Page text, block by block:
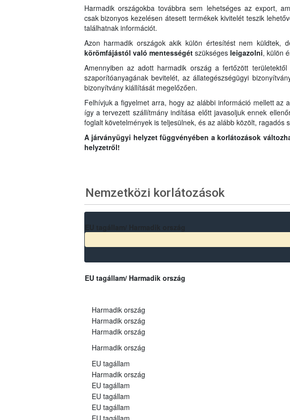
Harmadik országokba továbbra sem lehetséges az export,
csak bizonyos kezelésen átesett termékek kivitelét teszik
találhatnak információt.
Azon harmadik országok akik külön értesítést nem küldtek,
körömfájástól való mentességét szükségesleigazolni, külön
Amennyiben az adott harmadik ország a fertőzött
szaporítóanyagának bevitelét, az állategészségügyi
bizonyítvány kiállítását megelőzően.
Felhívjuk a figyelmet arra, hogy az alábbi információ mellett az
így a tervezett szállítmány indítása előtt javasoljuk ennek
foglalt követelmények is teljesülnek, és az alább közölt,
A járványügyi helyzet függvényében a korlátozások
helyzetről!
Nemzetközi korlátozások
EU tagállam/ Harmadik ország
Harmadik ország
Harmadik ország
Harmadik ország
Harmadik ország
EU tagállam
Harmadik ország
EU tagállam
EU tagállam
EU tagállam
EU tagállam